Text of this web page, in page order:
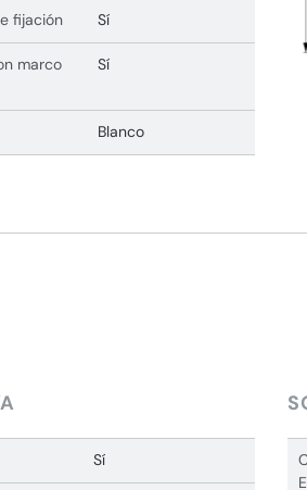
fijación Sí
marco
Sí
Blanco
Sí